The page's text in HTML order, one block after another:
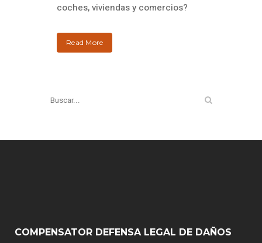
coches, viviendas y comercios?
Read More
COMPENSATOR DEFENSA LEGAL DE DAÑOS